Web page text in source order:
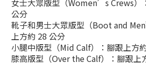
公分
靴子和男士大眾版型（Boot and
上方約 28 公分
小腿中版型（Mid Calf）：腳跟上方
膝高版型（Over the Calf）：腳跟上